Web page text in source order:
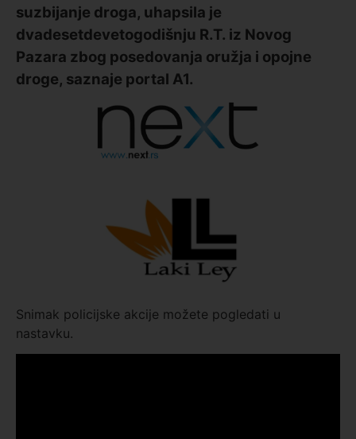
suzbijanje droga, uhapsila je
dvadesetdevetogodišnju R.T. iz Novog
Pazara zbog posedovanja oružja i opojne
droge, saznaje portal A1.
Snimak policijske akcije možete pogledati u
nastavku.